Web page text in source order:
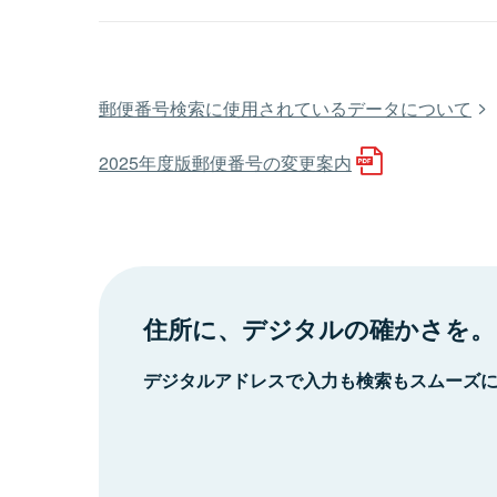
郵便番号検索に使用されているデータについて
2025年度版郵便番号の変更案内
住所に、デジタルの確かさを。
デジタルアドレスで入力も検索もスムーズ